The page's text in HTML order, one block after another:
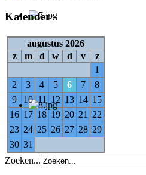
Kalender
augustus 2026
z
m d w d v
z
1
2
3 4 5 6 7
8
9
10 11 12 13 14 15
16 17 18 19 20 21
22
23 24 25 26 27 28 29
30 31
Zoeken...